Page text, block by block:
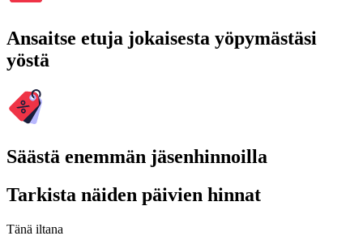
Ansaitse etuja jokaisesta yöpymästäsi
yöstä
Säästä enemmän jäsenhinnoilla
Tarkista näiden päivien hinnat
Tänä iltana